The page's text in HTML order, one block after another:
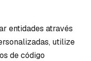
entidades através
utilize
de código